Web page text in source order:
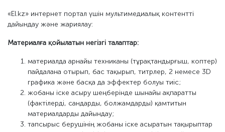
«El.kz» интернет портал үшін мультимедиалық контентті
дайындау және жариялау:
Материалға қойылатын негізгі талаптар:
материалда арнайы техниканы (тұрақтандырғыш, коптер)
пайдалана отырып, бас тақырып, титрлер, 2 немесе 3D
графика және басқа да эффектер болуы тиіс;
жобаны іске асыру шеңберінде шынайы ақпаратты
(фактілерді, сандарды, болжамдарды) қамтитын
материалдарды дайындау;
тапсырыс берушінің жобаны іске асыратын тақырыптар